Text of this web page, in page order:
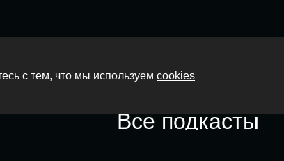
Главная
Все подкасты
с тем, что мы используем cookies